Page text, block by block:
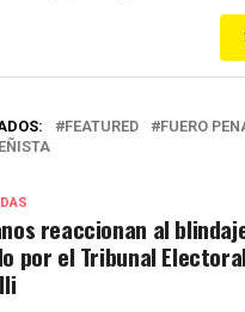
FEATURED FUERO
reaccionan al
por el Tribunal